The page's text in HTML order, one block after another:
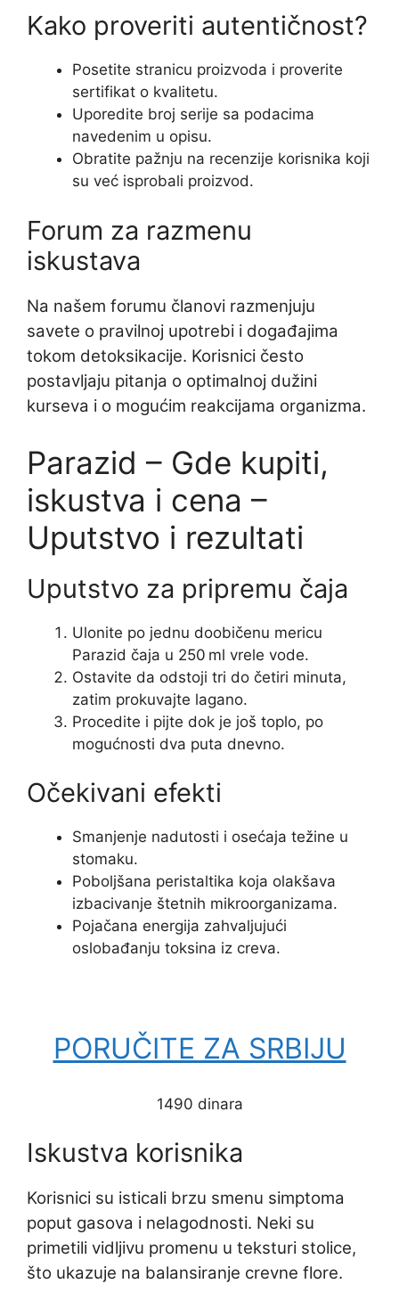
Kako proveriti autentičnost?
Posetite stranicu proizvoda i proverite
sertifikat o kvalitetu.
Uporedite broj serije sa podacima
navedenim u opisu.
Obratite pažnju na recenzije korisnika koji
su već isprobali proizvod.
Forum za razmenu
iskustava
Na našem forumu članovi razmenjuju
savete o pravilnoj upotrebi i događajima
tokom detoksikacije. Korisnici često
postavljaju pitanja o optimalnoj dužini
kurseva i o mogućim reakcijama organizma.
Parazid – Gde kupiti,
iskustva i cena –
Uputstvo i rezultati
Uputstvo za pripremu čaja
Ulonite po jednu doobičenu mericu
Parazid čaja u 250 ml vrele vode.
Ostavite da odstoji tri do četiri minuta,
zatim prokuvajte lagano.
Procedite i pijte dok je još toplо, po
mogućnosti dva puta dnevno.
Očekivani efekti
Smanjenje nadutosti i osećaja težine u
stomaku.
Poboljšana peristaltika koja olakšava
izbacivanje štetnih mikroorganizama.
Pojačana energija zahvaljujući
oslobađanju toksina iz creva.
PORUČITE ZA SRBIJU
1490 dinara
Iskustva korisnika
Korisnici su isticali brzu smenu simptoma
poput gasova i nelagodnosti. Neki su
primetili vidljivu promenu u teksturi stolice,
što ukazuje na balansiranje crevne flore.